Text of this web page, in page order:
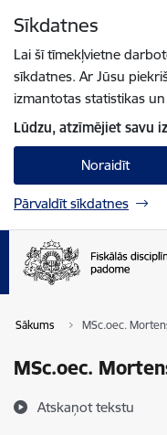
Sīkdatnes
Lai šī tīmekļvietne
sīkdatnes. Ar Jūsu
izmantotas statistikas
Lūdzu, atzīmējiet savu
Noraidīt
Pārvaldīt sīkdatnes
Sākums MSc.oec.
MSc.oec.
Atskaņot tekstu